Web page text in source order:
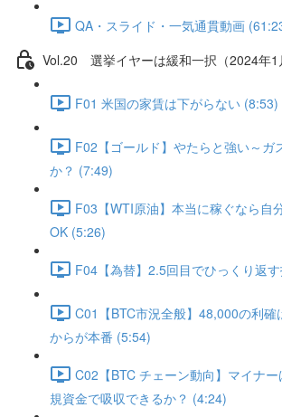
QA・スライド・一気通貫動画
Vol.20 選挙イヤーは緩和一択（2024年1
F01 米国の家賃は下がらない (8:53)
F02【ゴールド】やたらと強い～ガ
か？ (7:49)
F03【WTI原油】本当に稼ぐなら自
OK (5:26)
F04【為替】2.5回目でひっくり返
C01【BTC市況全般】48,000の利確
からが本番 (5:54)
C02【BTC チェーン動向】マイナ
規資金で吸収できるか？ (4:24)